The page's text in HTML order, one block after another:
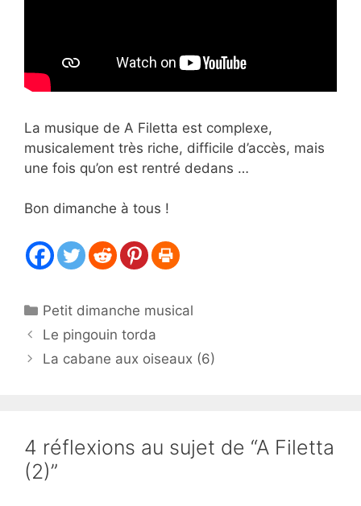
La musique de A Filetta est complexe,
musicalement très riche, difficile d’accès, mais
une fois qu’on est rentré dedans …
Bon dimanche à tous !
Catégories
Petit dimanche musical
Le pingouin torda
La cabane aux oiseaux (6)
4 réflexions au sujet de “A Filetta
(2)”